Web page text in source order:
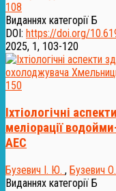
108
Виданнях категорії Б
DOI: https://doi.org/
2025, 1, 103-120
150
Іхтіологічні
меліорації
АЕС
Бузевич І. Ю. , Бузевич
Виданнях категорії Б